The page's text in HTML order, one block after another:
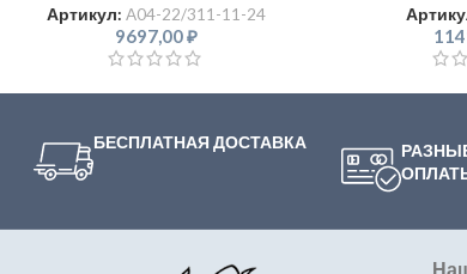
Артикул: A04-22/311-11-24
9697,00₽
БЕСПЛАТНАЯ ДОСТАВКА